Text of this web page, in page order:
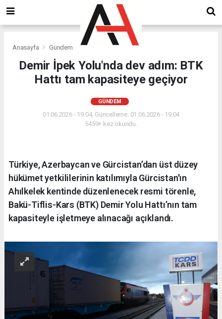
Anasayfa Gündem
Demir İpek Yolu'nda dev adım: BTK
Hattı tam kapasiteye geçiyor
GÜNDEM
01.06.2026 - 19:04, Güncelleme: 01.06.2026 - 19:04
5459+ kez okundu.
Türkiye, Azerbaycan ve Gürcistan’dan üst düzey
hükümet yetkililerinin katılımıyla Gürcistan'ın
Ahılkelek kentinde düzenlenecek resmi törenle,
Bakü-Tiflis-Kars (BTK) Demir Yolu Hattı’nın tam
kapasiteyle işletmeye alınacağı açıklandı.